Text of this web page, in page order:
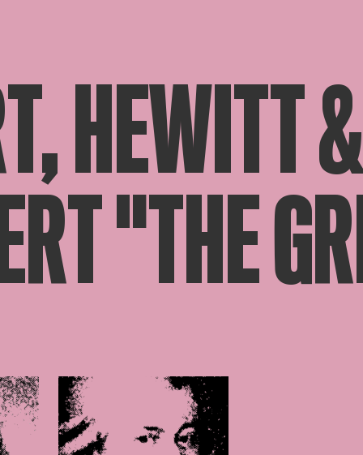
HEWITT
"THE
in popup Open afbeelding in popup